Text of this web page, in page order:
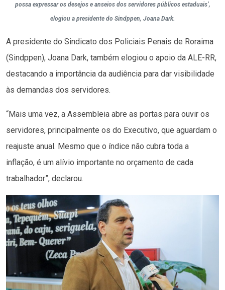
possa expressar os desejos e anseios dos servidores públicos estaduais’,
elogiou a presidente do Sindppen, Joana Dark.
A presidente do Sindicato dos Policiais Penais de Roraima
(Sindppen), Joana Dark, também elogiou o apoio da ALE-RR,
destacando a importância da audiência para dar visibilidade
às demandas dos servidores.
“Mais uma vez, a Assembleia abre as portas para ouvir os
servidores, principalmente os do Executivo, que aguardam o
reajuste anual. Mesmo que o índice não cubra toda a
inflação, é um alívio importante no orçamento de cada
trabalhador”, declarou.